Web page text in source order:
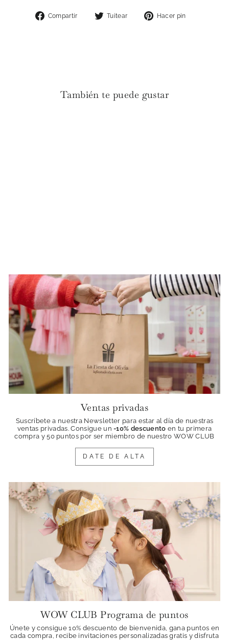
Compartir
CompartirTuitear
TuitearHacer pin
También te puede gustar
Ventas privadas
Suscríbete a nuestra Newsletter para estar al día de nuestras
ventas privadas. Consigue un -10% descuento en tu primera
compra y 50 puntos por ser miembro de nuestro WOW CLUB
DATE DE ALTA
WOW CLUB Programa de puntos
Únete y consigue 10% descuento de bienvenida, gana puntos en
cada compra, recibe invitaciones personalizadas gratis y disfruta